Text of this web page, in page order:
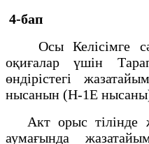
4-бап
Осы Келісімге
оқиғалар үшін
өндірістегі
нысанын (Н-1Е нысаны)
Акт орыс тілінде
аумағында